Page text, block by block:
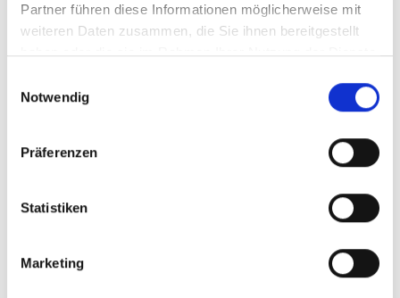
Partner führen diese Informationen möglicherweise mit
weiteren Daten zusammen, die Sie ihnen bereitgestellt
haben oder die sie im Rahmen Ihrer Nutzung der Dienste
Notwendig
Präferenzen
Statistiken
Marketing
entwickelte Domestic Maritime Transport Roadmap
wurde dieses Jahr vom marshallesischen Kabinett
gebilligt und zeigt den Weg für eine klimaneutrale
Seeverkehrszukunft in den Marshallinseln bis 2050 auf.
Auch unterstützte das Projekt gemeinsam mit
Regierungsorganisation, die marshallesische Regierung
bei der aktiven Teilnahme an hochrangigen politischen
Ambition Coalition und der Internationalen Maritimen